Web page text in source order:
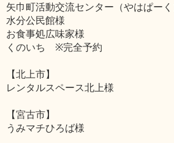
矢巾町活動交流センター（やはぱー
水分公民館様
お食事処広味家様
くのいち ※完全予約
【北上市】
レンタルスペース北上様
【宮古市】
うみマチひろば様